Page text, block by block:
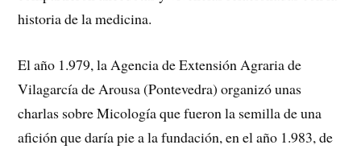
historia de la medicina.
El año 1.979, la Agencia de Extensión Agraria de
Vilagarcía de Arousa (Pontevedra) organizó unas
charlas sobre Micología que fueron la semilla de una
afición que daría pie a la fundación, en el año 1.983, de